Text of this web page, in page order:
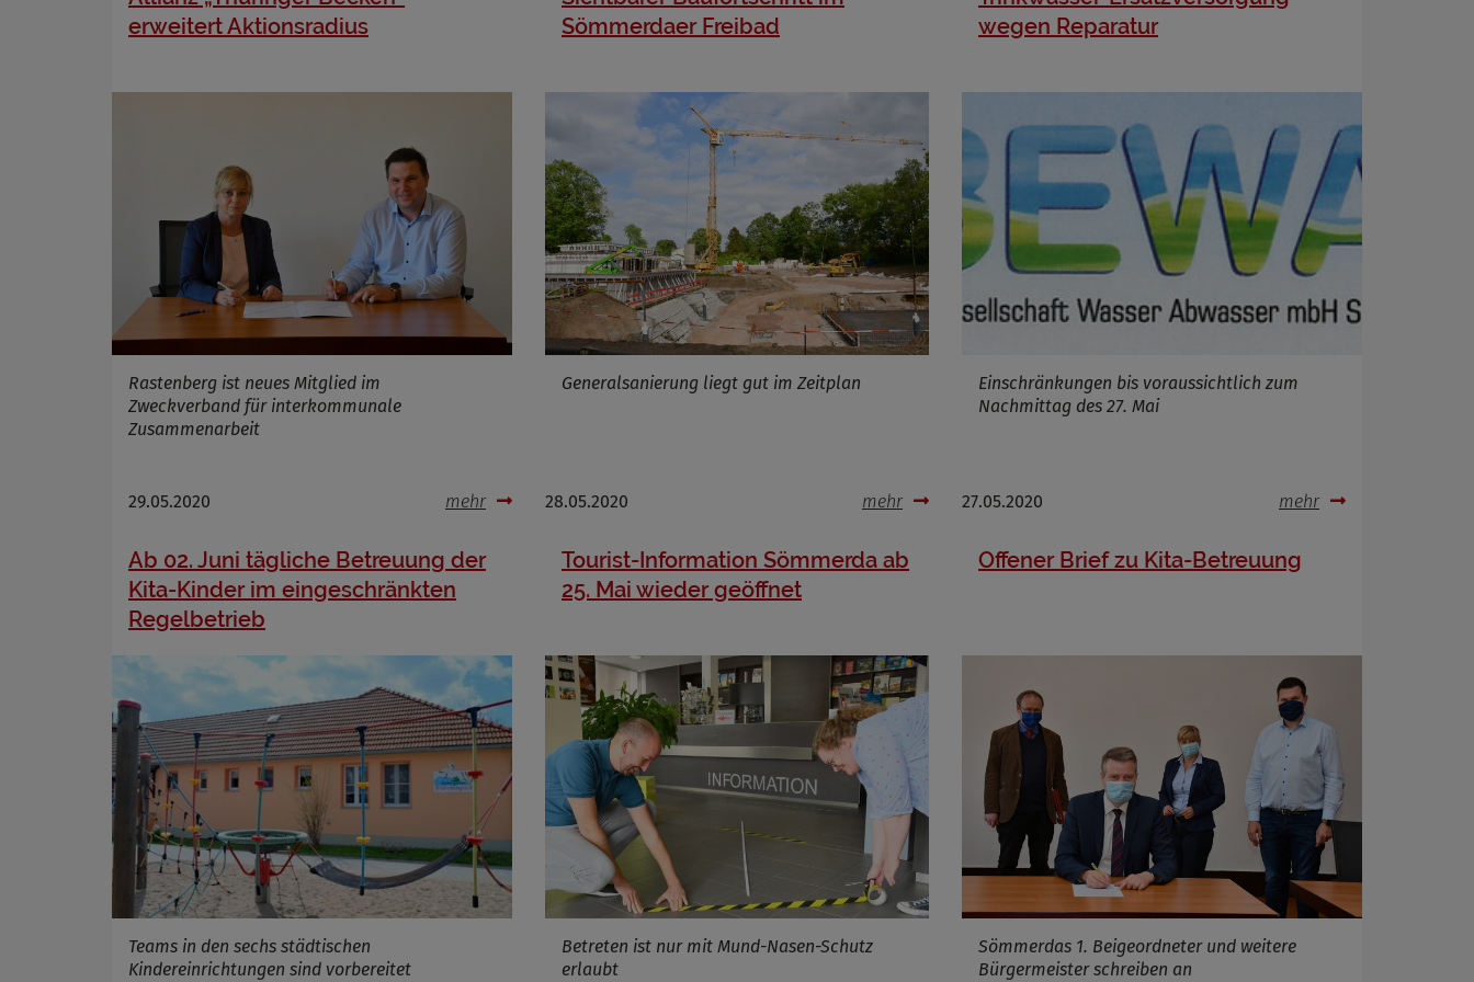
erweitert Aktionsradius
Rastenberg ist neues Mitglied im
Zweckverband für interkommunale
Zusammenarbeit
29.05.2020 mehr
Sömmerdaer Freibad
Generalsanierung liegt gut im Zeitplan
28.05.2020 mehr
wegen Reparatur
Einschränkungen bis voraussichtlich zum
Nachmittag des 27. Mai
27.05.2020 mehr
Ab 02. Juni tägliche Betreuung der
Kita-Kinder im eingeschränkten
Regelbetrieb
Teams in den sechs städtischen
Kindereinrichtungen sind vorbereitet
Tourist-Information Sömmerda ab
25. Mai wieder geöffnet
Betreten ist nur mit Mund-Nasen-Schutz
erlaubt
Offener Brief zu Kita-Betreuung
Sömmerdas 1. Beigeordneter und weitere
Bürgermeister schreiben an
Infos schließen